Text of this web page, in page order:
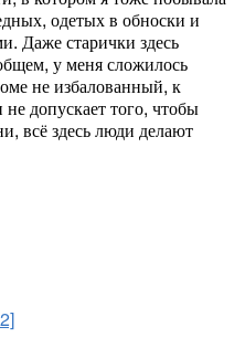
одетых в обноски и
Даже старички здесь
у меня сложилось
не избалованный, к
допускает того, чтобы
всё здесь люди делают